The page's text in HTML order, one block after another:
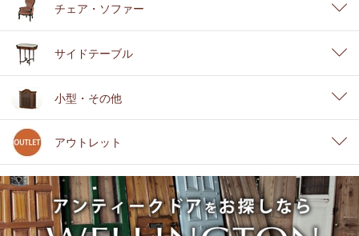
チェア・ソファー
サイドテーブル
小型・その他
アウトレット